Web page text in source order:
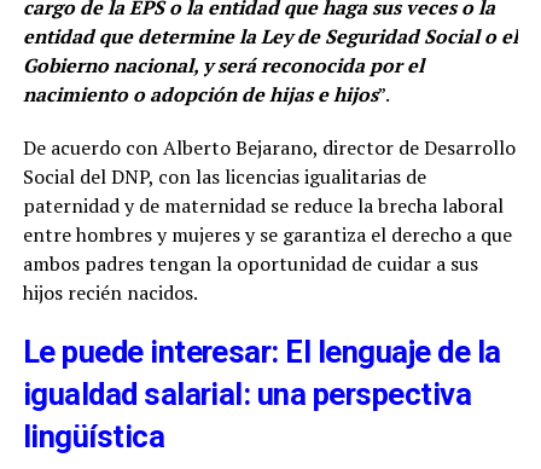
cargo de la EPS o la entidad que haga sus veces o la
entidad que determine la Ley de Seguridad Social o el
Gobierno nacional, y será reconocida por el
nacimiento o adopción de hijas e hijos”.
De acuerdo con Alberto Bejarano, director de Desarrollo
Social del DNP, con las licencias igualitarias de
paternidad y de maternidad se reduce la brecha laboral
entre hombres y mujeres y se garantiza el derecho a que
ambos padres tengan la oportunidad de cuidar a sus
hijos recién nacidos.
Le puede interesar: El lenguaje de la
igualdad salarial: una perspectiva
lingüística